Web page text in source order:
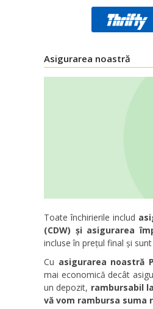
Asigurarea noastră
Toate închirierile includ
(CDW) și asigurarea
incluse în prețul final și
Cu asigurarea noastră
mai economică decât
un depozit, rambursabil
vă vom rambursa suma